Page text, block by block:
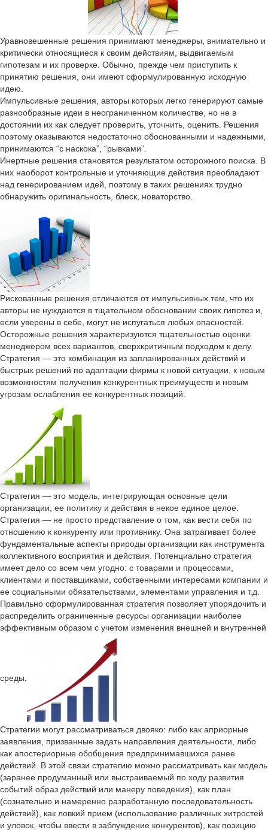
Уравновешенные решения принимают менеджеры, внимательно и
критически относящиеся к своим действиям, выдвигаемым
гипотезам и их проверке. Обычно, прежде чем приступить к
принятию решения, они имеют сформулированную исходную
идею.
Импульсивные решения, авторы которых легко генерируют самые
разнообразные идеи в неограниченном количестве, но не в
достоянии их как следует проверить, уточнить, оценить. Решения
поэтому оказываются недостаточно обоснованными и надежными,
принимаются “с наскока”, “рывками”.
Инертные решения становятся результатом осторожного поиска. В
них наоборот контрольные и уточняющие действия преобладают
над генерированием идей, поэтому в таких решениях трудно
обнаружить оригинальность, блеск, новаторство.
Рискованные решения отличаются от импульсивных тем, что их
авторы не нуждаются в тщательном обосновании своих гипотез и,
если уверены в себе, могут не испугаться любых опасностей.
Осторожные решения характеризуются тщательностью оценки
менеджером всех вариантов, сверхкритичным подходом к делу.
Стратегия — это комбинация из запланированных действий и
быстрых решений по адаптации фирмы к новой ситуации, к новым
возможностям получения конкурентных преимуществ и новым
угрозам ослабления ее конкурентных позиций.
Стратегия — это модель, интегрирующая основные цели
организации, ее политику и действия в некое единое целое.
Стратегия — не просто представление о том, как вести себя по
отношению к конкуренту или противнику. Она затрагивает более
фундаментальные аспекты природы организации как инструмента
коллективного восприятия и действия. Потенциально стратегия
имеет дело со всем чем угодно: с товарами и процессами,
клиентами и поставщиками, собственными интересами компании и
ее социальными обязательствами, элементами управления и т.д.
Правильно сформулированная стратегия позволяет упорядочить и
распределить ограниченные ресурсы организации наиболее
эффективным образом с учетом изменения внешней и внутренней
среды.
Стратегии могут рассматриваться двояко: либо как априорные
заявления, призванные задать направления деятельности, либо
как апостериорные обобщения предпринимавшихся ранее
действий. В этой связи стратегию можно рассматривать как модель
(заранее продуманный или выстраиваемый по ходу развития
событий образ действий или манеру поведения), как план
(сознательно и намеренно разработанную последовательность
действий), как ловкий прием (использование различных хитростей
и уловок, чтобы ввести в заблуждение конкурентов), как позицию